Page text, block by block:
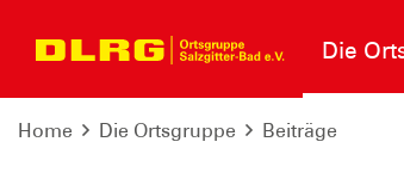
Die
Home Die Ortsgruppe Beiträge